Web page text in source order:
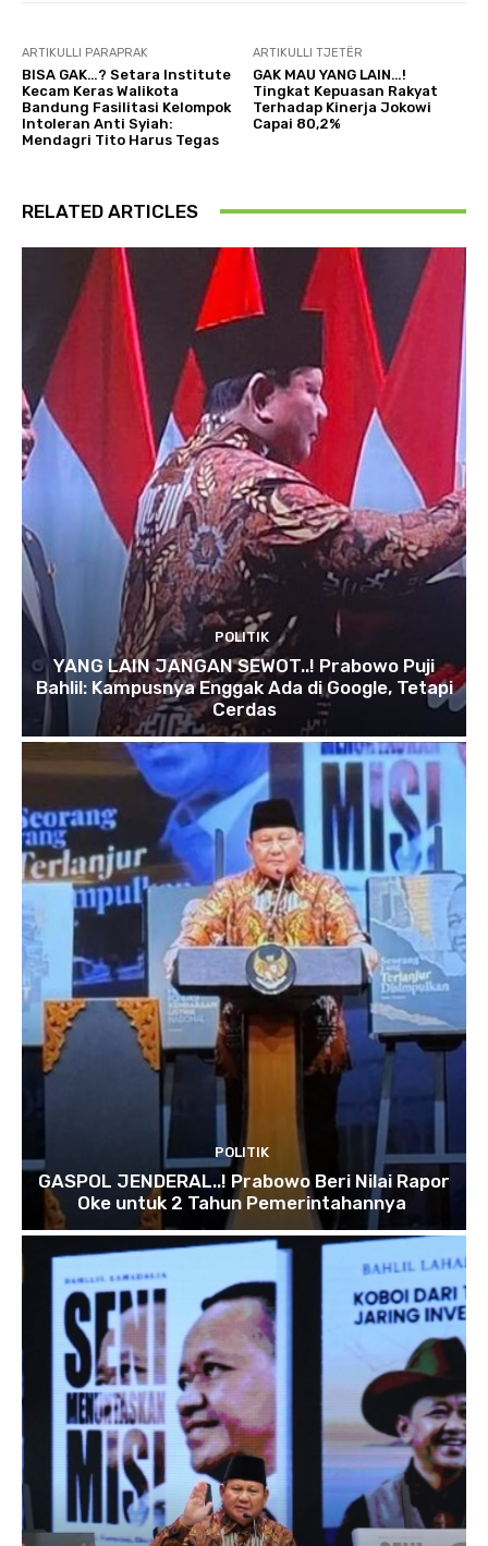
ARTIKULLI PARAPRAK
BISA GAK…? Setara Institute
Kecam Keras Walikota
Bandung Fasilitasi Kelompok
Intoleran Anti Syiah:
Mendagri Tito Harus Tegas
ARTIKULLI TJETËR
GAK MAU YANG LAIN…!
Tingkat Kepuasan Rakyat
Terhadap Kinerja Jokowi
Capai 80,2%
RELATED ARTICLES
POLITIK
YANG LAIN JANGAN SEWOT..! Prabowo Puji
Bahlil: Kampusnya Enggak Ada di Google, Tetapi
Cerdas
POLITIK
GASPOL JENDERAL..! Prabowo Beri Nilai Rapor
Oke untuk 2 Tahun Pemerintahannya